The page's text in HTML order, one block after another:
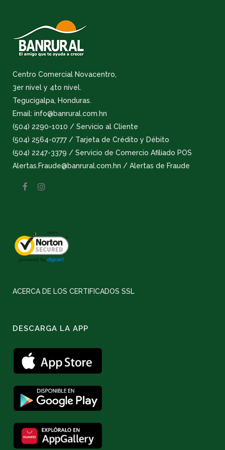
Centro Comercial Novacentro,
3er nivel y 4to nivel.
Tegucigalpa, Honduras.
Email: info@banrural.com.hn
(504) 2290-1010 / Servicio al Cliente
(504) 2564-0777 / Tarjeta de Crédito y Débito
(504) 2247-3379 / Servicio de Comercio Afiliado POS
Alertas.Fraude@banrural.com.hn / Alertas de Fraude
ACERCA DE LOS CERTIFICADOS SSL
DESCARGA LA APP